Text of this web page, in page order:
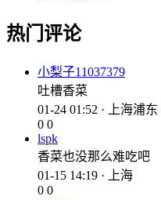
热门评论
小梨子11037379
吐槽香菜
01-24 01:52 · 上海浦东
0 0
lspk
香菜也没那么难吃吧
01-15 14:19 · 上海
0 0